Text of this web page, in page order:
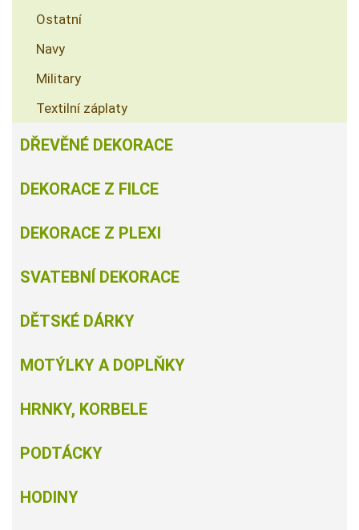
Ostatní
Navy
Military
Textilní záplaty
DŘEVĚNÉ DEKORACE
DEKORACE Z FILCE
DEKORACE Z PLEXI
SVATEBNÍ DEKORACE
DĚTSKÉ DÁRKY
MOTÝLKY A DOPLŇKY
HRNKY, KORBELE
PODTÁCKY
HODINY